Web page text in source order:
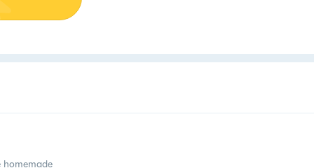
homemade